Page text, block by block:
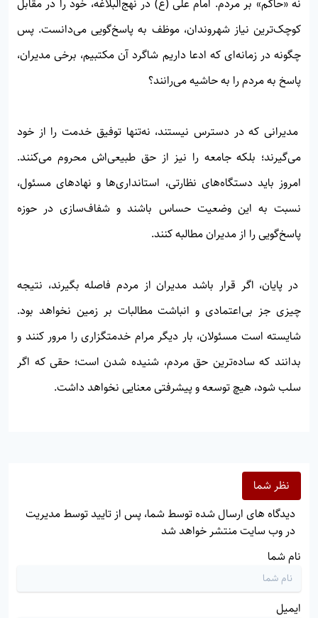
نه «حاکم» بر مردم. امام علی (ع) در نهج‌البلاغه، خود را در مقابل
کوچک‌ترین نیاز شهروندان، موظف به پاسخ‌گویی می‌دانست. پس
چگونه در زمانه‌ای که ادعا داریم شاگرد آن مکتبیم، برخی مدیران،
پاسخ به مردم را به حاشیه می‌رانند؟
مدیرانی که در دسترس نیستند، نه‌تنها توفیق خدمت را از خود
می‌گیرند؛ بلکه جامعه را نیز از حق طبیعی‌اش محروم می‌کنند.
امروز باید دستگاه‌های نظارتی، استانداری‌ها و نهادهای مسئول،
نسبت به این وضعیت حساس باشند و شفاف‌سازی در حوزه
پاسخ‌گویی را از مدیران مطالبه کنند.
در پایان، اگر قرار باشد مدیران از مردم فاصله بگیرند، نتیجه
چیزی جز بی‌اعتمادی و انباشت مطالبات بر زمین نخواهد بود.
شایسته است مسئولان، بار دیگر مرام خدمتگزاری را مرور کنند و
بدانند که ساده‌ترین حق مردم، شنیده شدن است؛ حقی که اگر
سلب شود، هیچ توسعه و پیشرفتی معنایی نخواهد داشت.
نظر شما
دیدگاه های ارسال شده توسط شما، پس از تایید توسط مدیریت
در وب سایت منتشر خواهد شد
نام شما
ایمیل